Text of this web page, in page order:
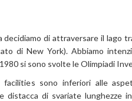
decidiamo di attraversare il lago
di New York). Abbiamo
si sono svolte le Olimpiadi
facilities sono inferiori alle
distacca di svariate lunghezze